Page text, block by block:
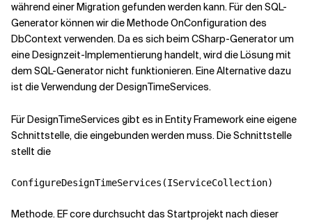
während einer Migration gefunden werden kann. Für den SQL-
Generator können wir die Methode OnConfiguration des
DbContext verwenden. Da es sich beim CSharp-Generator um
eine Designzeit-Implementierung handelt, wird die Lösung mit
dem SQL-Generator nicht funktionieren. Eine Alternative dazu
ist die Verwendung der DesignTimeServices.
Für DesignTimeServices gibt es in Entity Framework eine eigene
Schnittstelle, die eingebunden werden muss. Die Schnittstelle
stellt die
ConfigureDesignTimeServices(IServiceCollection)
Methode. EF core durchsucht das Startprojekt nach dieser